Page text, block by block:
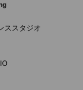
ススタジオ